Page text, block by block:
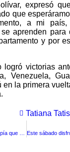
expresó
que
a mi país,
aprenden para
y por
logró victorias
Venezuela,
en la primera
Tatiana Tatis